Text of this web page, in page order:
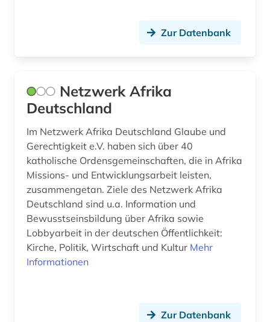
migration (1)
missionarin (1)
mittelasien (2)
mittlerer osten (1)
mythologie (1)
naher osten (5)
nordamerika (1)
Zur Datenbank
Netzwerk Afrika
Deutschland
Im Netzwerk Afrika Deutschland Glaube und
Gerechtigkeit e.V. haben sich über 40
katholische Ordensgemeinschaften, die in Afrika
Missions- und Entwicklungsarbeit leisten,
zusammengetan. Ziele des Netzwerk Afrika
Deutschland sind u.a. Information und
Bewusstseinsbildung über Afrika sowie
Lobbyarbeit in der deutschen Öffentlichkeit:
Kirche, Politik, Wirtschaft und Kultur Mehr
Informationen
Zur Datenbank